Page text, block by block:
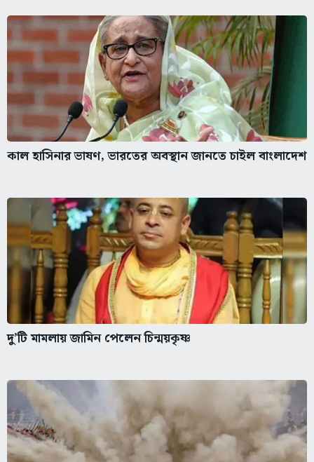
কাল হাসিনার ভাষণ, ভারতের অবস্থান জানতে চাইল বাংলাদেশ
দু’টি মামলায় জামিন পেলেন চিন্ময়কৃষ্ণ